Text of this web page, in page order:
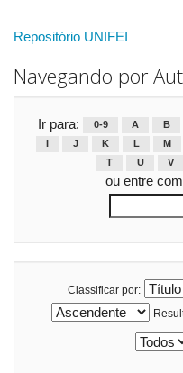
Repositório UNIFEI
Navegando por
Ir para: 0-9 A B
J K L M
T
U V
ou entre
Classificar por: